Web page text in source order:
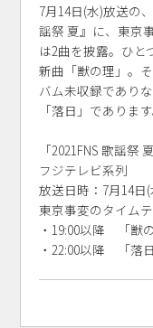
7月14日(水)放送の
謡祭 夏』に、東京
は2曲を披露。ひと
新曲「獣の理」。
バム未収録であり
「落日」でありま
「2021FNS 歌謡祭 夏
フジテレビ系列
放送日時：7月14日(
東京事変のタイム
・19:00以降 「獣の
・22:00以降 「落日